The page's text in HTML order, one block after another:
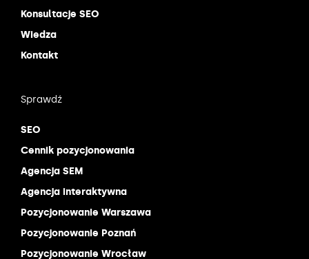
Konsultacje SEO
Wiedza
Kontakt
Sprawdź
SEO
Cennik pozycjonowania
Agencja SEM
Agencja interaktywna
Pozycjonowanie Warszawa
Pozycjonowanie Poznań
Pozycjonowanie Wrocław